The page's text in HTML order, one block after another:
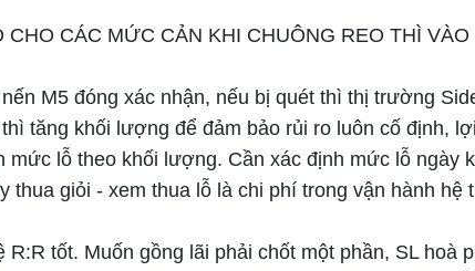
CHO CÁC MỨC CẢN KHI CHUÔNG REO THÌ VÀO
M5 đóng xác nhận, nếu bị quét thì thị trường
tăng khối lượng để đảm bảo rủi ro luôn cố định,
mức lỗ theo khối lượng. Cần xác định mức lỗ
thua giỏi - xem thua lỗ là chi phí trong vận hành
R:R tốt. Muốn gồng lãi phải chốt một phần, SL